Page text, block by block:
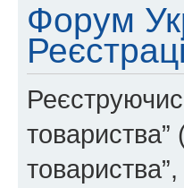
Форум
товариства”